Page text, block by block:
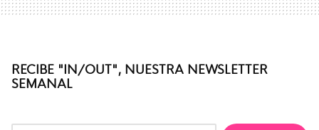
RECIBE "IN/OUT", NUESTRA NEWSLETTER
SEMANAL